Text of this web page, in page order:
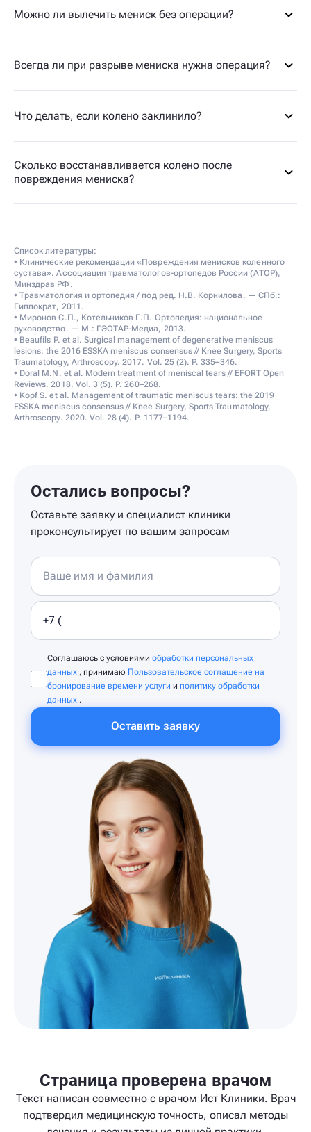
Можно ли вылечить мениск без операции?
Всегда ли при разрыве мениска нужна операция?
Что делать, если колено заклинило?
Сколько восстанавливается колено после
повреждения мениска?
Список литературы:
• Клинические рекомендации «Повреждения менисков коленного
сустава». Ассоциация травматологов-ортопедов России (АТОР),
Минздрав РФ.
• Травматология и ортопедия / под ред. Н.В. Корнилова. — СПб.:
Гиппократ, 2011.
• Миронов С.П., Котельников Г.П. Ортопедия: национальное
руководство. — М.: ГЭОТАР-Медиа, 2013.
• Beaufils P. et al. Surgical management of degenerative meniscus
lesions: the 2016 ESSKA meniscus consensus // Knee Surgery, Sports
Traumatology, Arthroscopy. 2017. Vol. 25 (2). P. 335–346.
• Doral M.N. et al. Modern treatment of meniscal tears // EFORT Open
Reviews. 2018. Vol. 3 (5). P. 260–268.
• Kopf S. et al. Management of traumatic meniscus tears: the 2019
ESSKA meniscus consensus // Knee Surgery, Sports Traumatology,
Arthroscopy. 2020. Vol. 28 (4). P. 1177–1194.
Остались вопросы?
Оставьте заявку и специалист клиники
проконсультирует по вашим запросам
Соглашаюсь с условиями обработки персональных
данных , принимаю Пользовательское соглашение на
бронирование времени услуги и политику обработки
данных .
Оставить заявку
Страница проверена врачом
Текст написан совместно с врачом Ист Клиники. Врач
подтвердил медицинскую точность, описал методы